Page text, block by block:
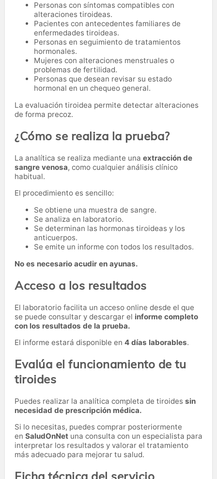
Personas con síntomas compatibles con
alteraciones tiroideas.
Pacientes con antecedentes familiares de
enfermedades tiroideas.
Personas en seguimiento de tratamientos
hormonales.
Mujeres con alteraciones menstruales o
problemas de fertilidad.
Personas que desean revisar su estado
hormonal en un chequeo general.
La evaluación tiroidea permite detectar alteraciones
de forma precoz.
¿Cómo se realiza la prueba?
La analítica se realiza mediante una extracción de
sangre venosa, como cualquier análisis clínico
habitual.
El procedimiento es sencillo:
Se obtiene una muestra de sangre.
Se analiza en laboratorio.
Se determinan las hormonas tiroideas y los
anticuerpos.
Se emite un informe con todos los resultados.
No es necesario acudir en ayunas.
Acceso a los resultados
El laboratorio facilita un acceso online desde el que
se puede consultar y descargar el informe completo
con los resultados de la prueba.
El informe estará disponible en 4 días laborables.
Evalúa el funcionamiento de tu
tiroides
Puedes realizar la analítica completa de tiroides sin
necesidad de prescripción médica.
Si lo necesitas, puedes comprar posteriormente
en SaludOnNet una consulta con un especialista para
interpretar los resultados y valorar el tratamiento
más adecuado para mejorar tu salud.